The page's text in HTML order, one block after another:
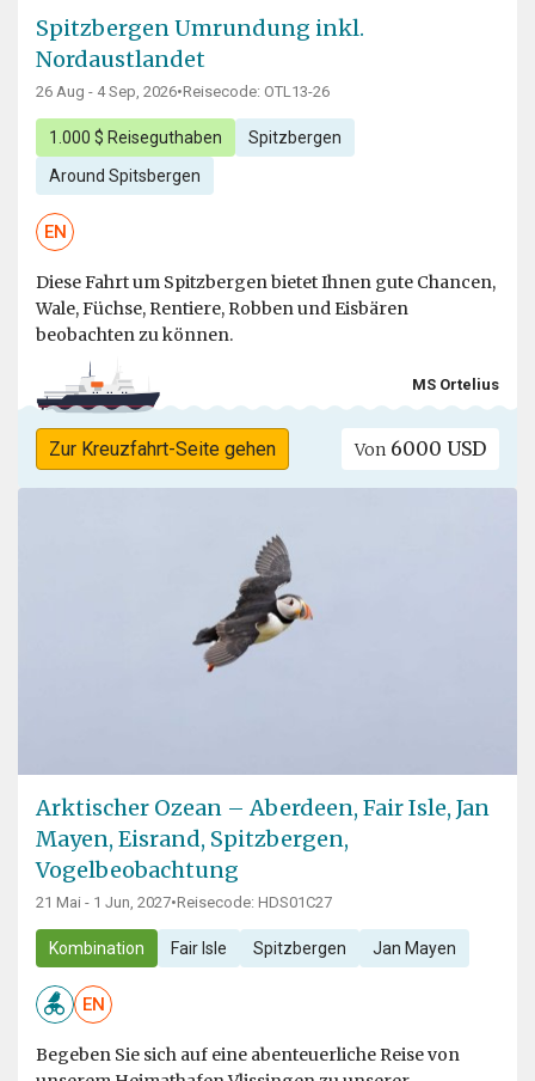
Spitzbergen Umrundung inkl.
Nordaustlandet
26 Aug - 4 Sep, 2026•Reisecode: OTL13-26
1.000 $ Reiseguthaben Spitzbergen
Around Spitsbergen
EN
Diese Fahrt um Spitzbergen bietet Ihnen gute Chancen,
Wale, Füchse, Rentiere, Robben und Eisbären
beobachten zu können.
MS Ortelius
Zur Kreuzfahrt-Seite gehen Von 6000 USD
Arktischer Ozean – Aberdeen, Fair Isle, Jan
Mayen, Eisrand, Spitzbergen,
Vogelbeobachtung
21 Mai - 1 Jun, 2027•Reisecode: HDS01C27
Kombination Fair Isle Spitzbergen Jan Mayen
EN
Begeben Sie sich auf eine abenteuerliche Reise von